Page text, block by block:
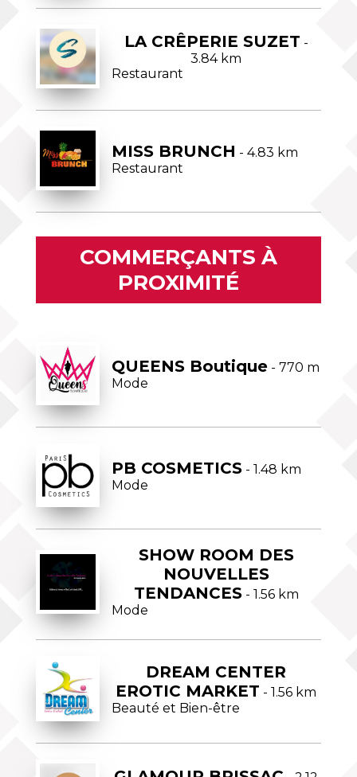
LA CRÊPERIE SUZET -
3.84 km
Restaurant
MISS BRUNCH - 4.83 km
Restaurant
COMMERÇANTS À
PROXIMITÉ
QUEENS Boutique- 770 m
Mode
PB COSMETICS- 1.48 km
Mode
SHOW ROOM DES
NOUVELLES
TENDANCES- 1.56 km
Mode
DREAM CENTER
EROTIC MARKET - 1.56 km
Beauté et Bien-être